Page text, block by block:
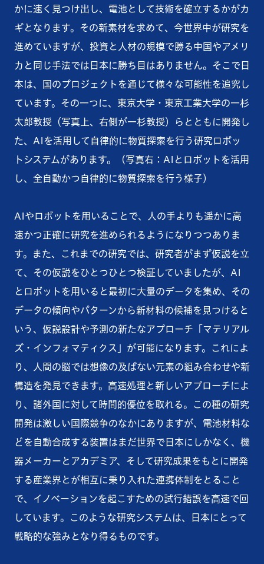
かに速く見つけ出し、電池として技術を確立するかがカ
ギとなります。その新素材を求めて、今世界中が研究を
進めていますが、投資と人材の規模で勝る中国やアメリ
カと同じ手法では日本に勝ち目はありません。そこで日
本は、国のプロジェクトを通じて様々な可能性を追究し
ています。その一つに、東京大学・東京工業大学の一杉
太郎教授（写真上、右側が一杉教授）らとともに開発し
た、AIを活用して自律的に物質探索を行う研究ロボッ
トシステムがあります。（写真右：AIとロボットを活用
し、全自動かつ自律的に物質探索を行う様子）
AIやロボットを用いることで、人の手よりも遥かに高
速かつ正確に研究を進められるようになりつつありま
す。また、これまでの研究では、研究者がまず仮説を立
て、その仮説をひとつひとつ検証していましたが、AI
とロボットを用いると最初に大量のデータを集め、その
データの傾向やパターンから新材料の候補を見つけると
いう、仮説設計や予測の新たなアプローチ「マテリアル
ズ・インフォマティクス」が可能になります。これによ
り、人間の脳では想像の及ばない元素の組み合わせや新
構造を発見できます。高速処理と新しいアプローチによ
り、諸外国に対して時間的優位を取れる。この種の研究
開発は激しい国際競争のなかにありますが、電池材料な
どを自動合成する装置はまだ世界で日本にしかなく、機
器メーカーとアカデミア、そして研究成果をもとに開発
する産業界とが相互に乗り入れた連携体制をとること
で、イノベーションを起こすための試行錯誤を高速で回
しています。このような研究システムは、日本にとって
戦略的な強みとなり得るものです。